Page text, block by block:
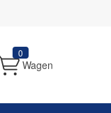
0
Wagen